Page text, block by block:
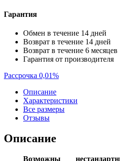
Гарантия
Обмен в течение 14 дней
Возврат в течение 14 дней
Возврат в течение 6 месяцев
Гарантия от производителя
Рассрочка 0,01%
Описание
Характеристики
Все размеры
Отзывы
Описание
Возможны